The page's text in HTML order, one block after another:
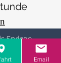
Springe
Email